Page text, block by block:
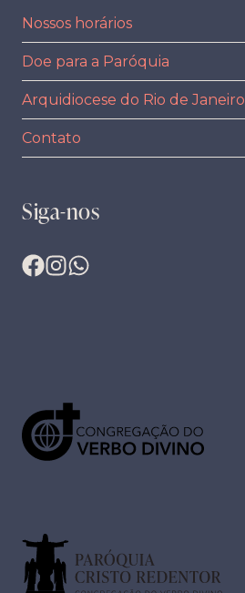
Nossos horários
Doe para a Paróquia
Arquidiocese do Rio de Janeiro
Contato
Siga-nos